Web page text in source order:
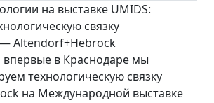
на выставке UMIDS:
связку
Altendorf+Hebrock
впервые в Краснодаре мы
технологическую связку
на Международной выставке